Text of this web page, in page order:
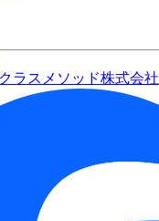
クラスメソッド株式会社